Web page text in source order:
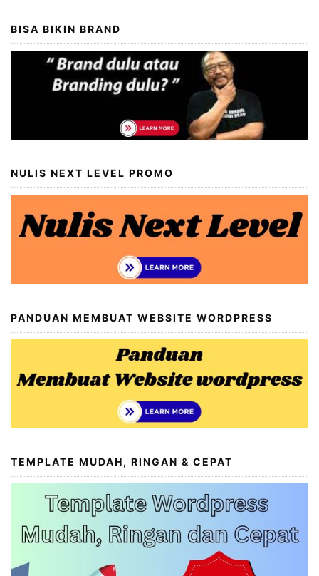
BISA BIKIN BRAND
NULIS NEXT LEVEL PROMO
PANDUAN MEMBUAT WEBSITE WORDPRESS
TEMPLATE MUDAH, RINGAN & CEPAT